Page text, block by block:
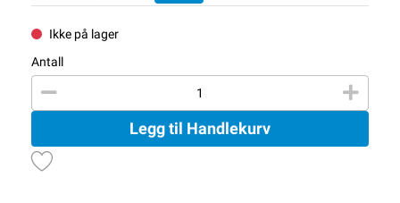
Ikke på lager
Antall
Legg til Handlekurv